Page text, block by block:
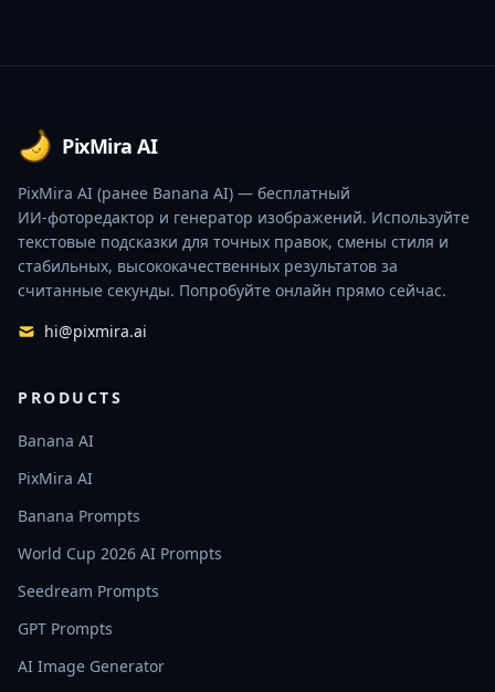
PixMira AI
PixMira AI (ранее Banana AI) — бесплатный
ИИ‑фоторедактор и генератор изображений. Используйте
текстовые подсказки для точных правок, смены стиля и
стабильных, высококачественных результатов за
считанные секунды. Попробуйте онлайн прямо сейчас.
hi@pixmira.ai
PRODUCTS
Banana AI
PixMira AI
Banana Prompts
World Cup 2026 AI Prompts
Seedream Prompts
GPT Prompts
AI Image Generator